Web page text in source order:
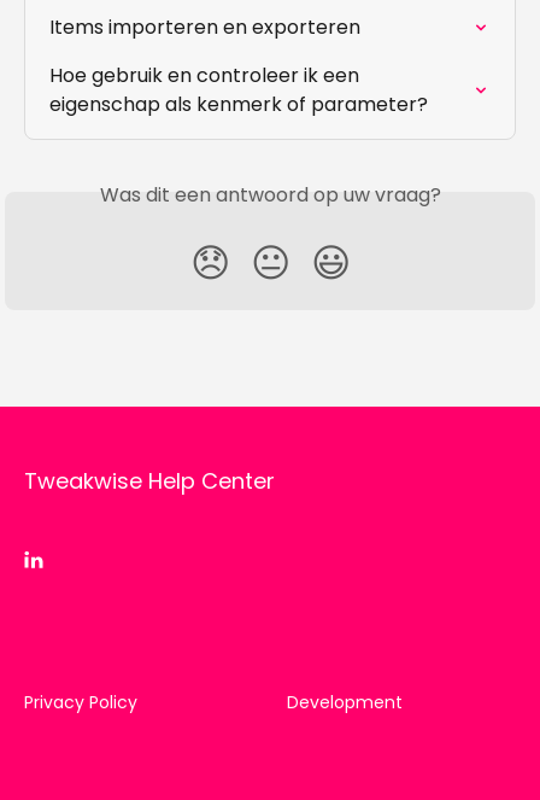
Items importeren en exporteren
Hoe gebruik en controleer ik een
eigenschap als kenmerk of parameter?
Was dit een antwoord op uw vraag?
😞 😐 😃
Tweakwise Help Center
Privacy Policy Development